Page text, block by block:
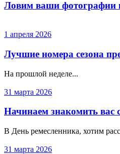
Ловим ваши фотографии
1 апреля 2026
Лучшие номера сезона
На прошлой неделе...
31 марта 2026
Начинаем знакомить вас
В День ремесленника, хотим
31 марта 2026